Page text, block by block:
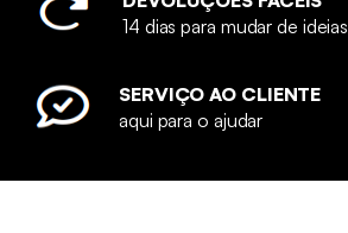
14 dias para mudar de ideias
SERVIÇO AO CLIENTE
aqui para o ajudar